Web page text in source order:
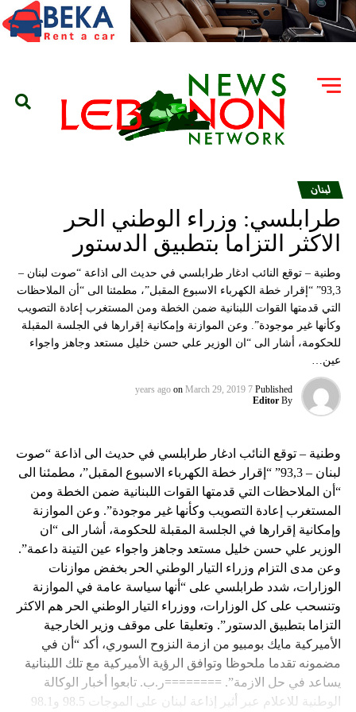
لبنان
طرابلسي: وزراء الوطني الحر
الاكثر التزاما بتطبيق الدستور
وطنية – توقع النائب ادغار طرابلسي في حديث الى اذاعة “صوت لبنان –
93,3” “إقرار خطة الكهرباء الاسبوع المقبل”، مطمئنا الى “أن الملاحظات
التي قدمتها القوات اللبنانية ضمن الخطة ومن المستغرب إعادة التصويب
وكأنها غير موجودة”. وعن الموازنة وإمكانية إقرارها في الجلسة المقبلة
للحكومة، أشار الى “ان الوزير علي حسن خليل مستعد وجاهز واجواء
عين…
Published
7 years ago
on March 29, 2019
By
Editor
وطنية – توقع النائب ادغار طرابلسي في حديث الى اذاعة “صوت
لبنان – 93,3” “إقرار خطة الكهرباء الاسبوع المقبل”، مطمئنا الى
“أن الملاحظات التي قدمتها القوات اللبنانية ضمن الخطة ومن
المستغرب إعادة التصويب وكأنها غير موجودة”. وعن الموازنة
وإمكانية إقرارها في الجلسة المقبلة للحكومة، أشار الى “ان
الوزير علي حسن خليل مستعد وجاهز واجواء عين التينة داعمة”.
وعن مدى التزام وزراء التيار الوطني الحر بخفض موازنات
الوزارات، شدد طرابلسي على “أنها سياسة عامة في الموازنة
وتنسحب على كل الوزارات، ووزراء التيار الوطني الحر هم الاكثر
التزاما بتطبيق الدستور”. وتعليقا على موقف وزير الخارجية
الأميركية مايك بومبيو من ازمة النزوح السوري، أكد “أن في
مضمونه تقدما ملحوظا وتوافق الرؤية الأميركية مع تلك اللبنانية
يساعد في حل الازمة”. ========ر.ب. تابعوا أخبار الوكالة
الوطنية للاعلام عبر أثير إذاعة لبنان على الموجات 98.5 و98.1